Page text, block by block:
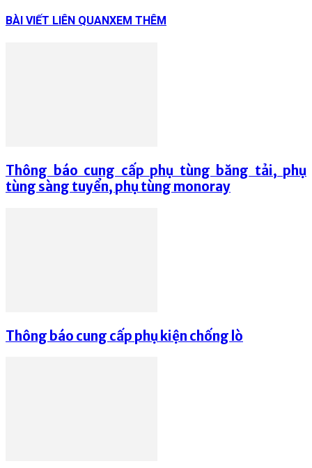
BÀI VIẾT LIÊN QUANXEM THÊM
Thông báo cung cấp phụ tùng băng tải, phụ
tùng sàng tuyển, phụ tùng monoray
Thông báo cung cấp phụ kiện chống lò